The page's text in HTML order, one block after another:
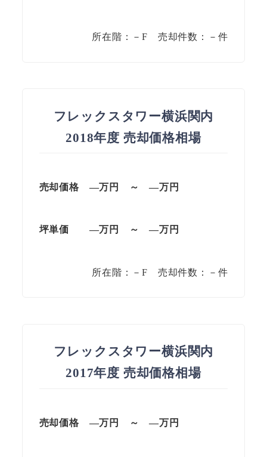
所在階：－F 売却件数：－件
フレックスタワー横浜関内
2018年度 売却価格相場
売却価格 —万円 ～—万円
坪単価 —万円 ～—万円
所在階：－F 売却件数：－件
フレックスタワー横浜関内
2017年度 売却価格相場
売却価格 —万円 ～—万円